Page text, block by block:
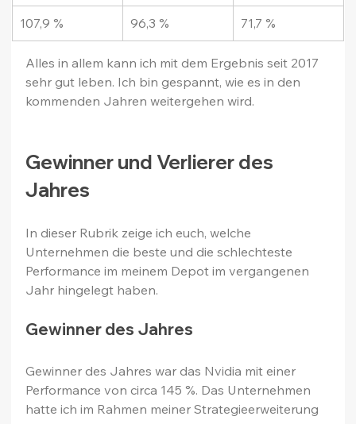
107,9 % 96,3 % 71,7 %
Alles in allem kann ich mit dem Ergebnis seit 2017
sehr gut leben. Ich bin gespannt, wie es in den
kommenden Jahren weitergehen wird.
Gewinner und Verlierer des
Jahres
In dieser Rubrik zeige ich euch, welche
Unternehmen die beste und die schlechteste
Performance im meinem Depot im vergangenen
Jahr hingelegt haben.
Gewinner des Jahres
Gewinner des Jahres war das Nvidia mit einer
Performance von circa 145 %. Das Unternehmen
hatte ich im Rahmen meiner Strategieerweiterung